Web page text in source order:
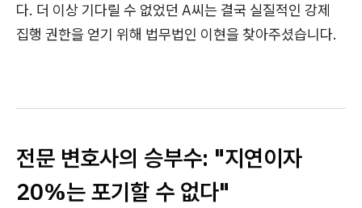
다. 더 이상 기다릴 수 없었던 A씨는 결국 실질적인 강제
집행 권한을 얻기 위해 법무법인 이현을 찾아주셨습니다.
전문 변호사의 승부수: "지연이자
20%는 포기할 수 없다"